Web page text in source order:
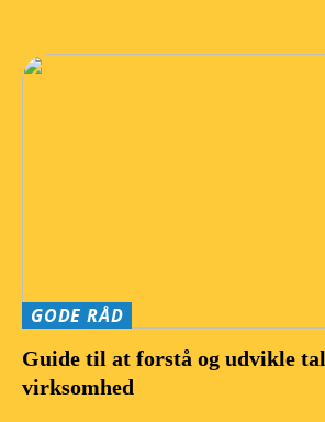
GODE RÅD
Guide til at forstå og udvikle
virksomhed